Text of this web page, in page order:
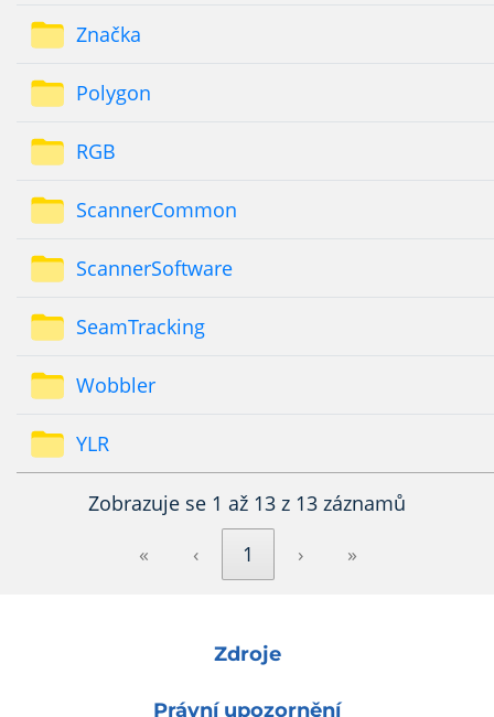
Značka
Polygon
RGB
ScannerCommon
ScannerSoftware
SeamTracking
Wobbler
YLR
Zobrazuje se 1 až 13 z 13 záznamů
«
‹ 1 › »
Zdroje
Právní upozornění